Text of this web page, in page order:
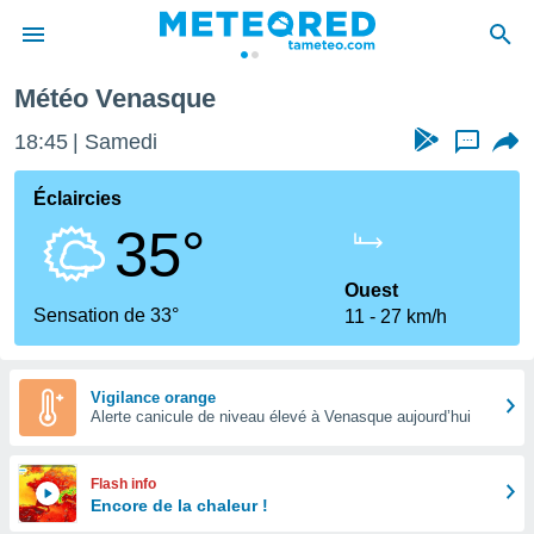
de
Météo Venasque
18:45 Samedi ...
Éclaircies
35°
Sensation de 33°
Ouest
11
27 km/h
Vigilance orange
Alerte canicule de niveau élevé à Venasque aujourd’hui
Flash info
Encore de la chaleur !